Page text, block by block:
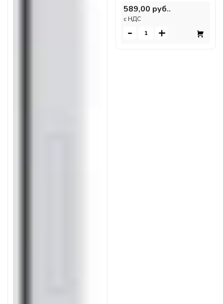
589,00 руб..
c НДС
- +